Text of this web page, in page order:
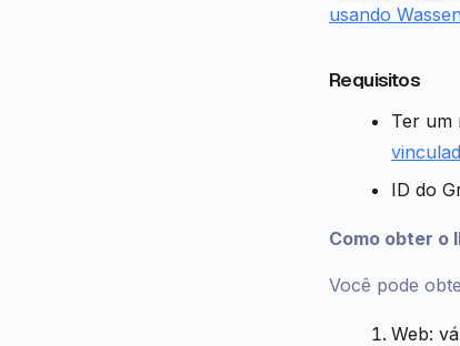
usando
Requisitos
Ter um
ID do
Como obter o
Você pode
Web: